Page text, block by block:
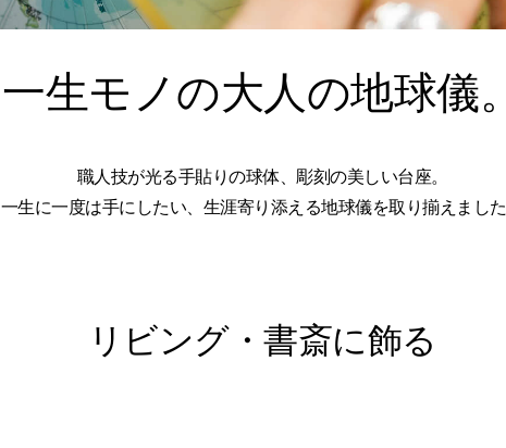
一生モノの大人の地球儀
職人技が光る手貼りの球体、彫刻の美しい台座。
一生に一度は手にしたい、生涯寄り添える地球儀を取り揃えまし
リビング・書斎に飾る